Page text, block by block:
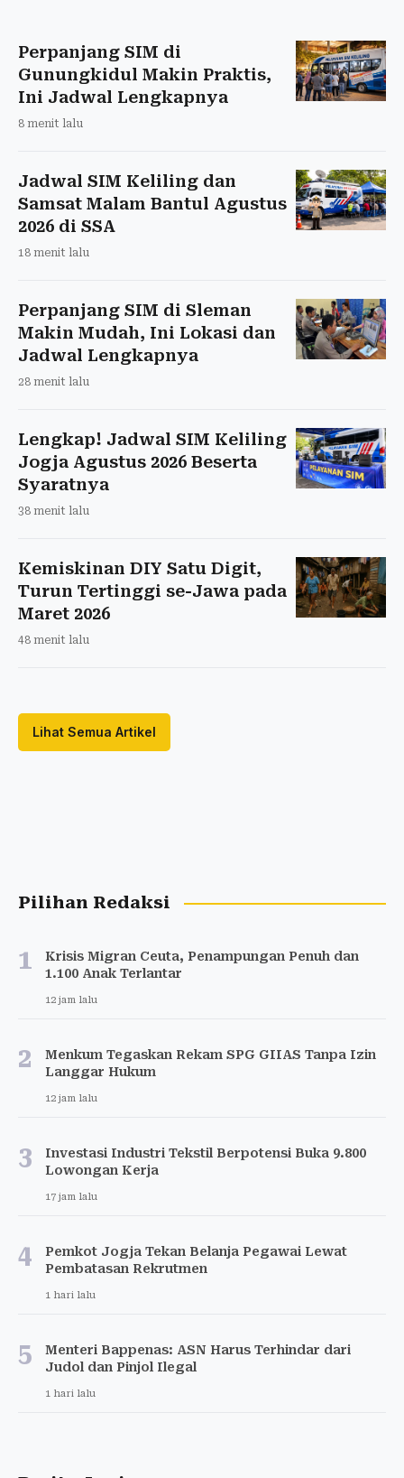
Perpanjang SIM di
Gunungkidul Makin Praktis,
Ini Jadwal Lengkapnya
8 menit lalu
Jadwal SIM Keliling dan
Samsat Malam Bantul Agustus
2026 di SSA
18 menit lalu
Perpanjang SIM di Sleman
Makin Mudah, Ini Lokasi dan
Jadwal Lengkapnya
28 menit lalu
Lengkap! Jadwal SIM Keliling
Jogja Agustus 2026 Beserta
Syaratnya
38 menit lalu
Kemiskinan DIY Satu Digit,
Turun Tertinggi se-Jawa pada
Maret 2026
48 menit lalu
Lihat Semua Artikel
Pilihan Redaksi
1
Krisis Migran Ceuta, Penampungan Penuh dan
1.100 Anak Terlantar
12 jam lalu
2
Menkum Tegaskan Rekam SPG GIIAS Tanpa Izin
Langgar Hukum
12 jam lalu
3
Investasi Industri Tekstil Berpotensi Buka 9.800
Lowongan Kerja
17 jam lalu
4
Pemkot Jogja Tekan Belanja Pegawai Lewat
Pembatasan Rekrutmen
1 hari lalu
5
Menteri Bappenas: ASN Harus Terhindar dari
Judol dan Pinjol Ilegal
1 hari lalu